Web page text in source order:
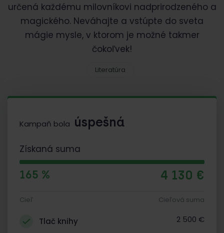
určená každému milovníkovi nadprirodzeného a
magického. Neváhajte a vstúpte do sveta
mágie mysle, v ktorom je možné takmer
čokoľvek!
Literatúra
Kampaň bola úspešná
Získaná suma
165 % 4 130 €
Cieľ Cieľová suma
Tlač knihy 2 500 €